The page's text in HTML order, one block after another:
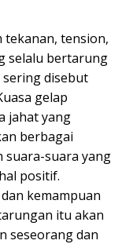
tekanan, tension,
selalu bertarung
sering disebut
gelap
jahat yang
berbagai
suara-suara yang
positif.
kemampuan
itu akan
seseorang dan